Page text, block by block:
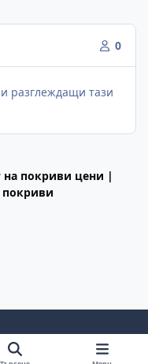
0
разглеждащи тази
покриви цени |
f